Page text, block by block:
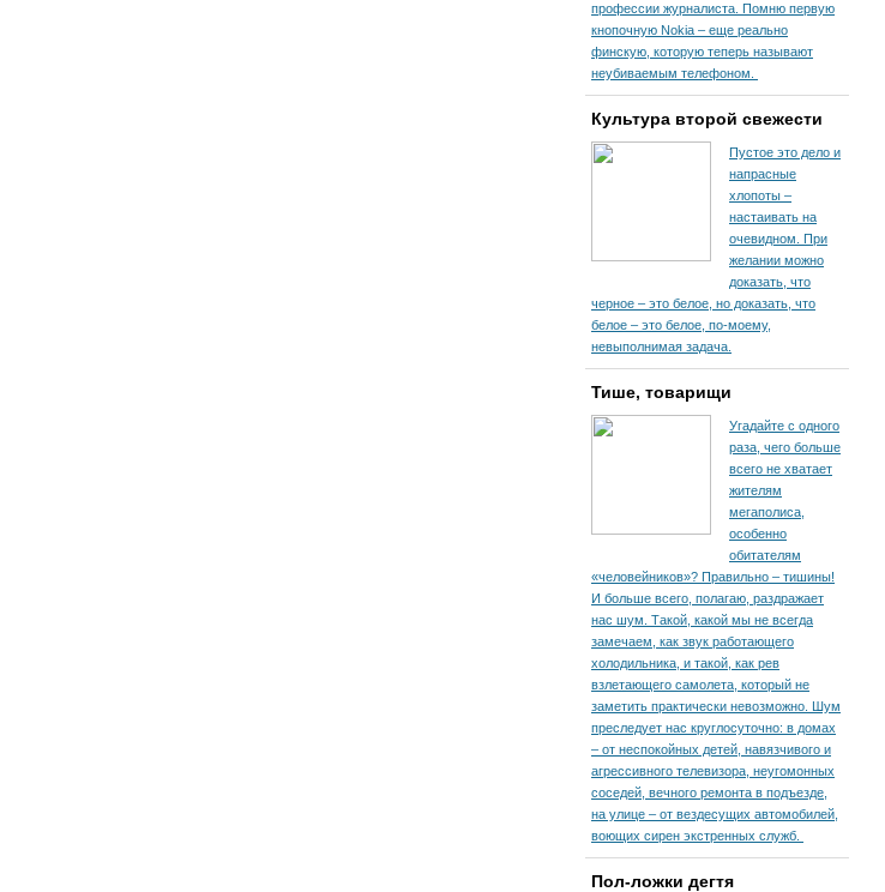
профессии журналиста. Помню первую
кнопочную Nokia – еще реально
финскую, которую теперь называют
неубиваемым телефоном.
Культура второй свежести
Пустое это дело и
напрасные
хлопоты –
настаивать на
очевидном. При
желании можно
доказать, что
черное – это белое, но доказать, что
белое – это белое, по-моему,
невыполнимая задача.
Тише, товарищи
Угадайте с одного
раза, чего больше
всего не хватает
жителям
мегаполиса,
особенно
обитателям
«человейников»? Правильно – тишины!
И больше всего, полагаю, раздражает
нас шум. Такой, какой мы не всегда
замечаем, как звук работающего
холодильника, и такой, как рев
взлетающего самолета, который не
заметить практически невозможно. Шум
преследует нас круглосуточно: в домах
– от неспокойных детей, навязчивого и
агрессивного телевизора, неугомонных
соседей, вечного ремонта в подъезде,
на улице – от вездесущих автомобилей,
воющих сирен экстренных служб.
Пол-ложки дегтя